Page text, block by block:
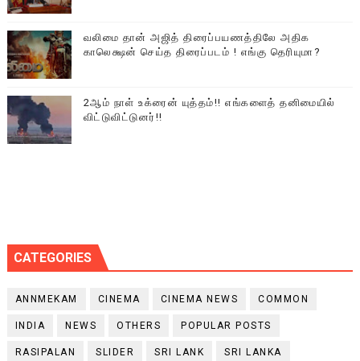
வலிமை தான் அஜித் திரைப்பயணத்திலே அதிக
காலெக்ஷன் செய்த திரைப்படம் ! எங்கு தெரியுமா?
2ஆம் நாள் உக்ரைன் யுத்தம்!! எங்களைத் தனிமையில்
விட்டுவிட்டுனர்!!
CATEGORIES
ANNMEKAM CINEMA CINEMA NEWS COMMON
INDIA NEWS OTHERS POPULAR POSTS
RASIPALAN SLIDER SRI LANK SRI LANKA